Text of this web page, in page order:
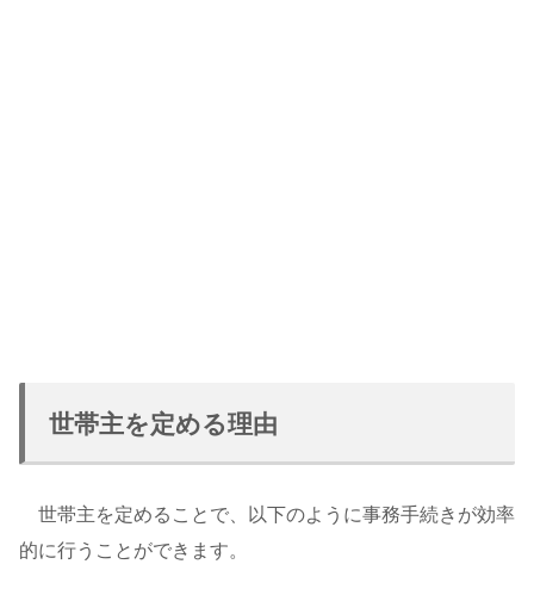
世帯主を定める理由
世帯主を定めることで、以下のように事務手続きが効率
的に行うことができます。